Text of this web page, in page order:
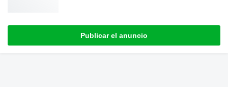
Publicar el anuncio